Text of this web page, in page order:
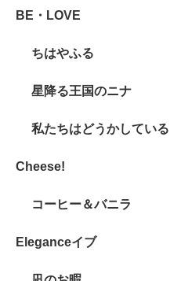
BE・LOVE
ちはやふる
星降る王国のニナ
私たちはどうかしている
Cheese!
コーヒー＆バニラ
Eleganceイブ